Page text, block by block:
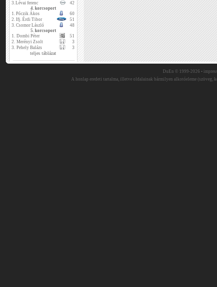
3.Lévai ferenc
42
4. korcsoport
1. Póczik Ákos
60
2. Ifj. Érdi Tibor
51
3. Csomor László
48
5. korcsoport
1. Dombi Péter
51
2. Merényi Zsolt
3
3. Pehely Balázs 3
teljes táblázat
DuEn © 1999-2026 •
A honlap eredeti tartalma, illetve oldalainak bármilyen alkotóeleme (szöveg,